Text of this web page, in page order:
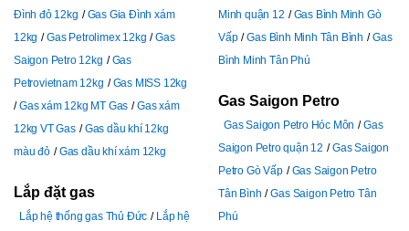
Đình đỏ 12kg
Gas Gia Đình xám
12kg
Gas Petrolimex 12kg
Gas
Saigon Petro 12kg
Gas
Petrovietnam 12kg
Gas MISS 12kg
Gas xám 12kg MT Gas
Gas xám
12kg VT Gas
Gas dầu khí 12kg
màu đỏ
Gas dầu khí xám 12kg
Lắp đặt gas
Lắp hệ thống gas Thủ Đức
Lắp hệ
Minh quận 12
Gas Bình Minh Gò
Vấp
Gas Bình Minh Tân Bình
Gas
Bình Minh Tân Phú
Gas Saigon Petro
Gas Saigon Petro Hóc Môn
Gas
Saigon Petro quận 12
Gas Saigon
Petro Gò Vấp
Gas Saigon Petro
Tân Bình
Gas Saigon Petro Tân
Phú